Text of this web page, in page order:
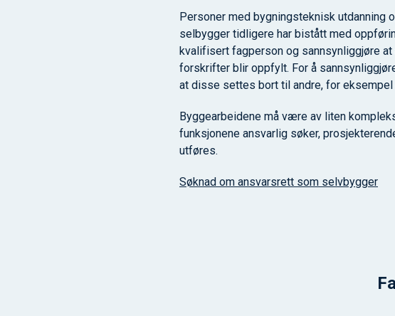
Personer med bygningsteknisk utdanning
selbygger tidligere har bistått med
kvalifisert fagperson og sannsynliggjøre
forskrifter blir oppfylt. For å
at disse settes bort til andre, for eksempel
Byggearbeidene må være av liten
funksjonene ansvarlig søker,
utføres.
Søknad om ansvarsrett som selvbygger